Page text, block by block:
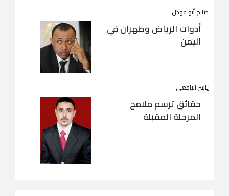
صالح أبو عوذل
أدوات الرياض وطهران في
اليمن
ياسر اليافعي
حقائق ترسم ملامح
المرحلة المقبلة